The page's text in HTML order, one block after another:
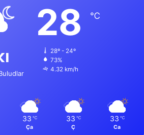
28 ℃
28º - 24º
73%
4.32 km/h
33 ℃
Ça
33 ℃
Ç
33 ℃
Ca